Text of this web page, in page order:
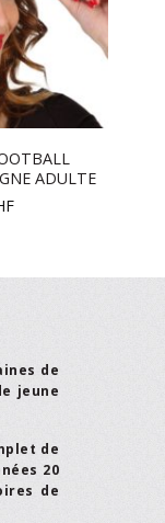
ADULTE
de
jeune
de
20
de